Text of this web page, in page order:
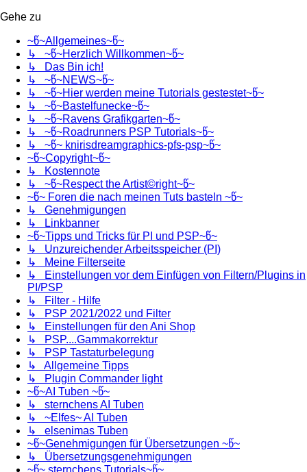
Gehe zu
~წ~Allgemeines~წ~
↳ ~წ~Herzlich Willkommen~წ~
↳ Das Bin ich!
↳ ~წ~NEWS~წ~
↳ ~წ~Hier werden meine Tutorials gestestet~წ~
↳ ~წ~Bastelfunecke~წ~
↳ ~წ~Ravens Grafikgarten~წ~
↳ ~წ~Roadrunners PSP Tutorials~წ~
↳ ~წ~ knirisdreamgraphics-pfs-psp~წ~
~წ~Copyright~წ~
↳ Kostennote
↳ ~წ~Respect the Artist©right~წ~
~წ~ Foren die nach meinen Tuts basteln ~წ~
↳ Genehmigungen
↳ Linkbanner
~წ~Tipps und Tricks für PI und PSP~წ~
↳ Unzureichender Arbeitsspeicher (PI)
↳ Meine Filterseite
↳ Einstellungen vor dem Einfügen von Filtern/Plugins in
PI/PSP
↳ Filter - Hilfe
↳ PSP 2021/2022 und Filter
↳ Einstellungen für den Ani Shop
↳ PSP....Gammakorrektur
↳ PSP Tastaturbelegung
↳ Allgemeine Tipps
↳ Plugin Commander light
~წ~AI Tuben ~წ~
↳ sternchens AI Tuben
↳ ~Elfes~ AI Tuben
↳ elsenimas Tuben
~წ~Genehmigungen für Übersetzungen ~წ~
↳ Übersetzungsgenehmigungen
~წ~ sternchens Tutorials~წ~